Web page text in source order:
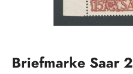
Briefmarke Saar